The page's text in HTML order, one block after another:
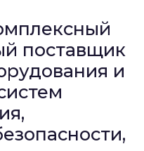
поставщик
и